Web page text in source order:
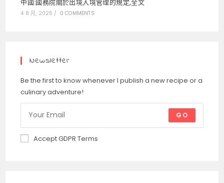
中國:國務院關於出境入境管理的規定,全文
4 8 月, 2026 / 0 COMMENTS
Newsletter
Be the first to know whenever I publish a new recipe or a
culinary adventure!
GO
Accept GDPR Terms